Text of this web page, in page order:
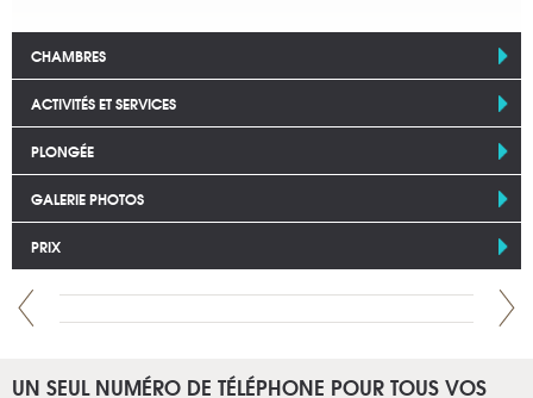
CHAMBRES
ACTIVITÉS ET SERVICES
PLONGÉE
GALERIE PHOTOS
PRIX
UN SEUL NUMÉRO DE TÉLÉPHONE POUR TOUS VOS